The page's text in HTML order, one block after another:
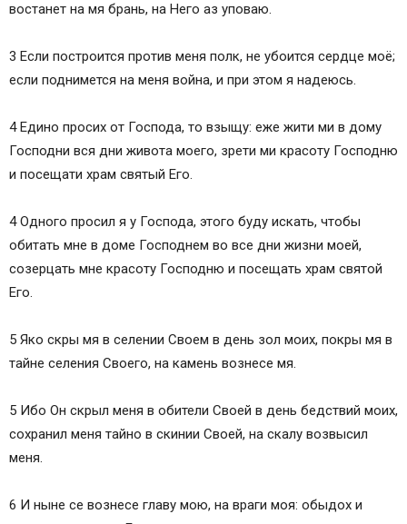
востанет на мя брань, на Него аз уповаю.
3 Если построится против меня полк, не убоится сердце моё;
если поднимется на меня война, и при этом я надеюсь.
4 Едино просих от Господа, то взыщу: еже жити ми в дому
Господни вся дни живота моего, зрети ми красоту Господню
и посещати храм святый Его.
4 Одного просил я у Господа, этого буду искать, чтобы
обитать мне в доме Господнем во все дни жизни моей,
созерцать мне красоту Господню и посещать храм святой
Его.
5 Яко скры мя в селении Своем в день зол моих, покры мя в
тайне селения Своего, на камень вознесе мя.
5 Ибо Он скрыл меня в обители Своей в день бедствий моих,
сохранил меня тайно в скинии Своей, на скалу возвысил
меня.
6 И ныне се вознесе главу мою, на враги моя: обыдох и